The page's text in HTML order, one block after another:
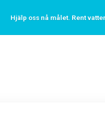
Hjälp oss nå målet. Rent